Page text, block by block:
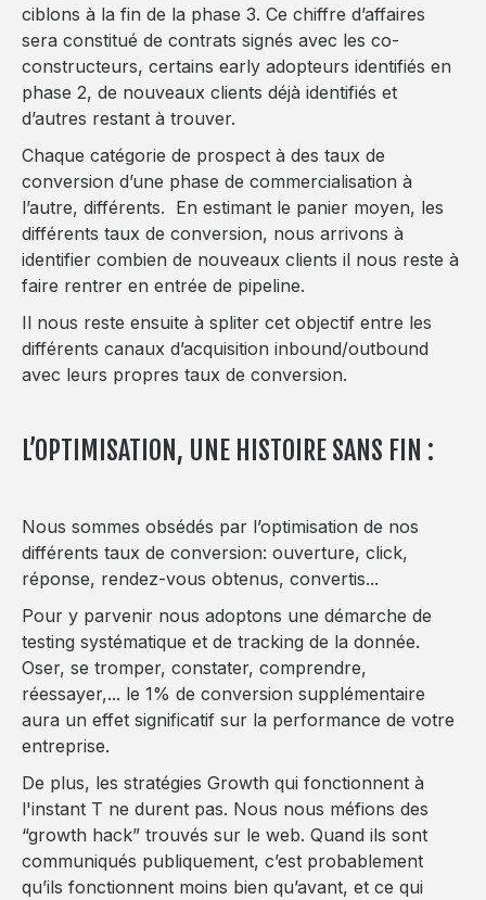
ciblons à la fin de la phase 3. Ce chiffre d’affaires
sera constitué de contrats signés avec les co-
constructeurs, certains early adopteurs identifiés en
phase 2, de nouveaux clients déjà identifiés et
d’autres restant à trouver.
Chaque catégorie de prospect à des taux de
conversion d’une phase de commercialisation à
l’autre, différents. En estimant le panier moyen, les
différents taux de conversion, nous arrivons à
identifier combien de nouveaux clients il nous reste à
faire rentrer en entrée de pipeline.
Il nous reste ensuite à spliter cet objectif entre les
différents canaux d’acquisition inbound/outbound
avec leurs propres taux de conversion.
L’OPTIMISATION, UNE HISTOIRE SANS FIN :
Nous sommes obsédés par l’optimisation de nos
différents taux de conversion: ouverture, click,
réponse, rendez-vous obtenus, convertis...
Pour y parvenir nous adoptons une démarche de
testing systématique et de tracking de la donnée.
Oser, se tromper, constater, comprendre,
réessayer,... le 1% de conversion supplémentaire
aura un effet significatif sur la performance de votre
entreprise.
De plus, les stratégies Growth qui fonctionnent à
l'instant T ne durent pas. Nous nous méfions des
“growth hack” trouvés sur le web. Quand ils sont
communiqués publiquement, c’est probablement
qu’ils fonctionnent moins bien qu’avant, et ce qui